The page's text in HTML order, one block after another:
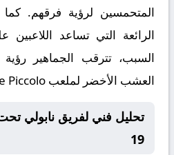
المتحمسين لرؤية فرقهم.
الرائعة التي تساعد اللاعبين
السبب، تترقب الجماهير
العشب الأخضر لملعب Stadio Giuseppe Piccolo.
19